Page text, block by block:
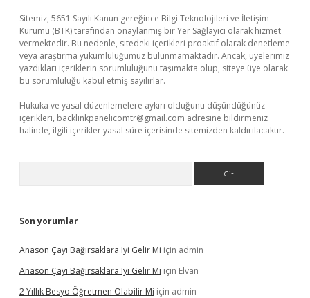
Sitemiz, 5651 Sayılı Kanun gereğince Bilgi Teknolojileri ve İletişim
Kurumu (BTK) tarafından onaylanmış bir Yer Sağlayıcı olarak hizmet
vermektedir. Bu nedenle, sitedeki içerikleri proaktif olarak denetleme
veya araştırma yükümlülüğümüz bulunmamaktadır. Ancak, üyelerimiz
yazdıkları içeriklerin sorumluluğunu taşımakta olup, siteye üye olarak
bu sorumluluğu kabul etmiş sayılırlar.
Hukuka ve yasal düzenlemelere aykırı olduğunu düşündüğünüz
içerikleri, backlinkpanelicomtr@gmail.com adresine bildirmeniz
halinde, ilgili içerikler yasal süre içerisinde sitemizden kaldırılacaktır.
Son yorumlar
Anason Çayı Bağırsaklara Iyi Gelir Mi için admin
Anason Çayı Bağırsaklara Iyi Gelir Mi için Elvan
2 Yıllık Besyo Öğretmen Olabilir Mi için admin